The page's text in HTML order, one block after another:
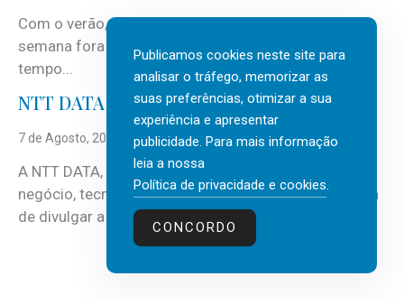
Com o verão, chegam também as férias, os fins-de-
semana fora e os dias em que a casa fica mais
tempo...
NTT DATA Insurtech Global Outlook 2026
7 de Agosto, 2026
A NTT DATA, consultora global em serviços de
negócio, tecnologia e inteligência artificial (IA), acaba
de divulgar a mais recente...
Publicamos cookies neste site para
analisar o tráfego, memorizar as
suas preferências, otimizar a sua
experiência e apresentar
publicidade. Para mais informação
leia a nossa
Política de privacidade e cookies.
CONCORDO